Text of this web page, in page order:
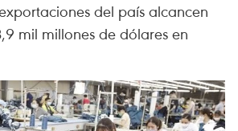
del país alcancen
mil millones de dólares en